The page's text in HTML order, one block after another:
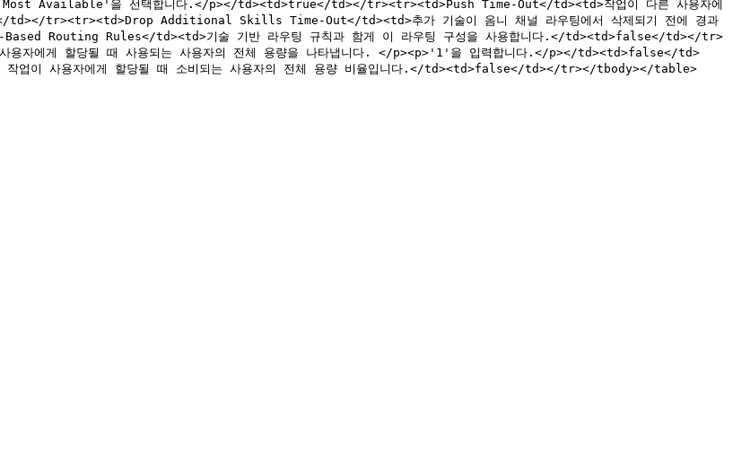
Available'을 선택합니다.</p></td><td>true</td></tr><tr><td>Push Time-Out</td><td>작업이 다른 사용자에
td></tr><tr><td>Drop Additional Skills Time-Out</td><td>추가 기술이 옴니 채널 라우팅에서 삭제되기 전에 경과
Routing Rules</td><td>기술 기반 라우팅 규칙과 함게 이 라우팅 구성을 사용합니다.</td><td>false</td></tr>
자에게 할당될 때 사용되는 사용자의 전체 용량을 나타냅니다. </p><p>'1'을 입력합니다.</p></td><td>false</td>